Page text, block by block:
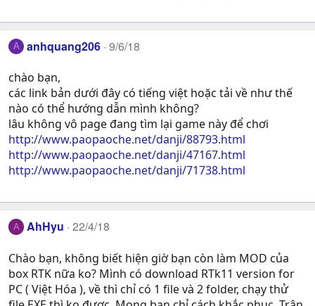
A anhquang206 9/6/18
chào bạn,
các link bản dưới đây có tiếng việt hoặc tải về như thế
nào có thể hướng dẫn mình không?
lâu không vô page đang tìm lại game này để chơi
http://www.paopaoche.net/danji/88793.html
http://www.paopaoche.net/danji/47167.html
http://www.paopaoche.net/danji/71738.html
A AhHyu 22/4/18
Chào bạn, không biết hiện giờ bạn còn làm MOD của
box RTK nữa ko? Mình có download RTk11 version for
PC ( Việt Hóa ), về thì chỉ có 1 file và 2 folder, chạy thử